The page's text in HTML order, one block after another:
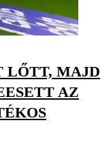
LŐTT, MAJD
AZ